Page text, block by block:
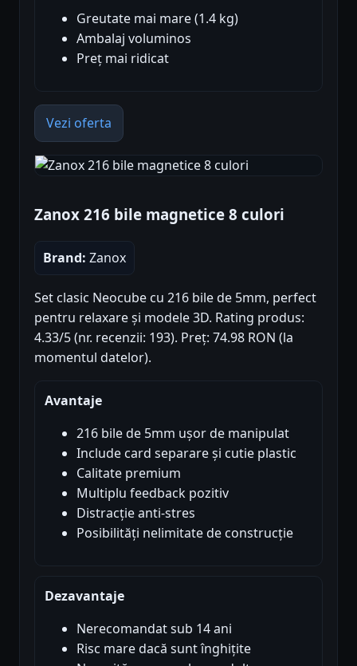
Greutate mai mare (1.4 kg)
Ambalaj voluminos
Preț mai ridicat
Vezi oferta
Zanox 216 bile magnetice 8 culori
Brand: Zanox
Set clasic Neocube cu 216 bile de 5mm, perfect
pentru relaxare și modele 3D. Rating produs:
4.33/5 (nr. recenzii: 193). Preț: 74.98 RON (la
momentul datelor).
Avantaje
216 bile de 5mm ușor de manipulat
Include card separare și cutie plastic
Calitate premium
Multiplu feedback pozitiv
Distracție anti-stres
Posibilități nelimitate de construcție
Dezavantaje
Nerecomandat sub 14 ani
Risc mare dacă sunt înghițite